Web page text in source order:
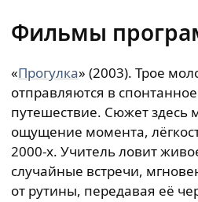
Фильмы
«Прогулка» (2003). Трое
отправляются в
путешествие. Сюжет
ощущение момента,
2000-х. Учитель ловит
случайные встречи,
от рутины, передавая её